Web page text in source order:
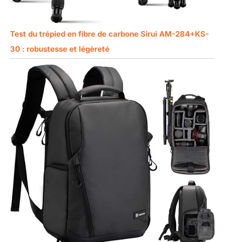
Test du trépied en fibre de carbone Sirui AM-284+KS-
30 : robustesse et légèreté